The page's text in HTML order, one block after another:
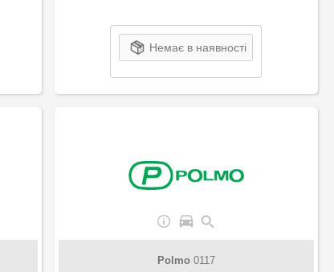
Немає в наявності
Polmo0117